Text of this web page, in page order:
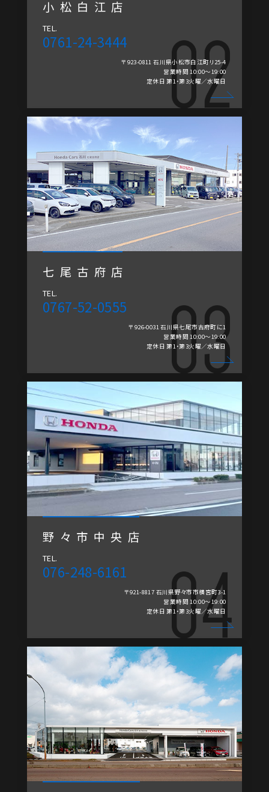
小松白江店
TEL.
0761-24-3444
〒923-0811 石川県小松市白江町リ25-4
営業時間 10:00～19:00
定休日 第1・第3火曜／水曜日
七尾古府店
TEL.
0767-52-0555
〒926-0031 石川県七尾市古府町に1
営業時間 10:00～19:00
定休日 第1・第3火曜／水曜日
野々市中央店
TEL.
076-248-6161
〒921-8817 石川県野々市市横宮町3-1
営業時間 10:00～19:00
定休日 第1・第3火曜／水曜日